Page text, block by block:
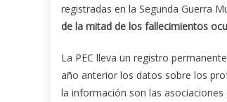
registradas en la Segunda Guerra
de la mitad de los fallecimientos
La PEC lleva un registro
año anterior los datos sobre los
la información son las